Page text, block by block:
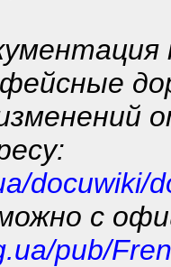
docuwiki/
с
pub/